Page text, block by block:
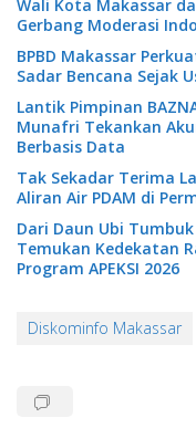
Wali Kota Makassar
Gerbang Moderasi
BPBD Makassar
Sadar Bencana Sejak
Lantik Pimpinan
Munafri Tekankan
Berbasis Data
Tak Sekadar Terima
Aliran Air PDAM di
Dari Daun Ubi
Temukan Kedekatan
Program APEKSI 2026
Diskominfo Makassar